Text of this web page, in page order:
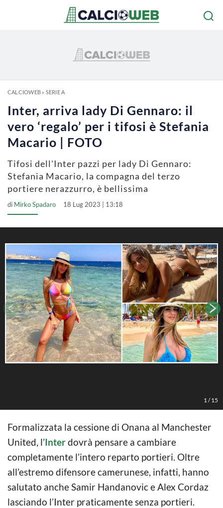
CALCIOWEB» SERIE A
Inter, arriva lady Di Gennaro: il
vero ‘regalo’ per i tifosi è Stefania
Macario | FOTO
Tifosi dell'Inter pazzi per lady Di Gennaro:
Stefania Macario, la compagna del terzo
portiere nerazzurro, è bellissima
di Mirko Spadaro 18 Lug 2023 | 13:18
1 /15
Formalizzata la cessione di Onana al Manchester
United, l’Interdovrà pensare a cambiare
completamente l’intero reparto portieri. Oltre
all’estremo difensore camerunese, infatti, hanno
salutato anche Samir Handanovic e Alex Cordaz
lasciando l’Inter praticamente senza portieri.